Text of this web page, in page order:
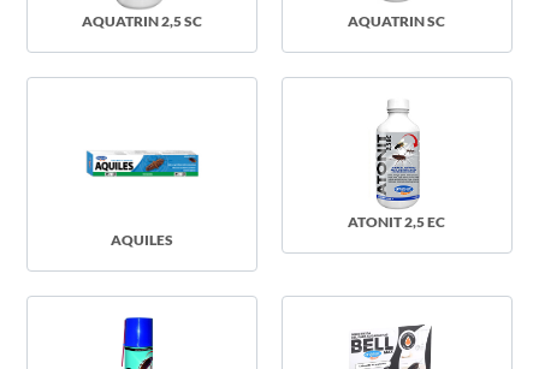
AQUATRIN 2,5 SC AQUATRIN SC
AQUILES
ATONIT 2,5 EC